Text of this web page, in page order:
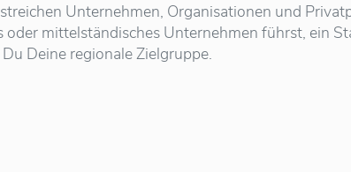
Unternehmen, Organisationen und
oder mittelständisches Unternehmen führst, ein
Deine regionale Zielgruppe.